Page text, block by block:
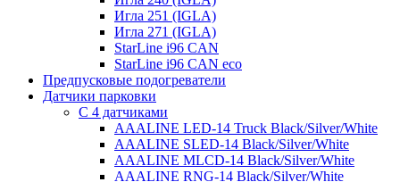
Игла 251 (IGLA)
Игла 271 (IGLA)
StarLine i96 CAN
StarLine i96 CAN eco
Предпусковые подогреватели
Датчики парковки
С 4 датчиками
AAALINE LED-14 Truck Black/Silver/White
AAALINE SLED-14 Black/Silver/White
AAALINE MLCD-14 Black/Silver/White
AAALINE RNG-14 Black/Silver/White